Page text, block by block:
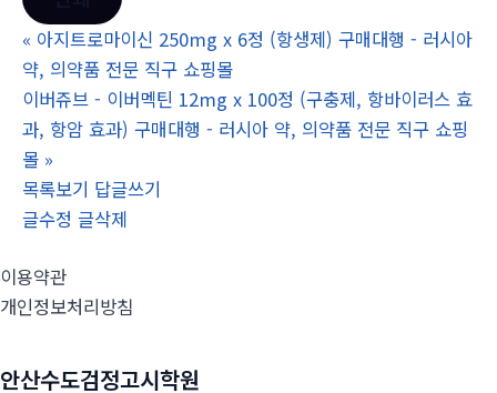
« 아지트로마이신 250mg x 6정 (항생제) 구매대행 - 러시아
약, 의약품 전문 직구 쇼핑몰
이버쥬브 - 이버멕틴 12mg x 100정 (구충제, 항바이러스 효
과, 항암 효과) 구매대행 - 러시아 약, 의약품 전문 직구 쇼핑
몰 »
목록보기 답글쓰기
글수정 글삭제
이용약관
개인정보처리방침
안산수도검정고시학원